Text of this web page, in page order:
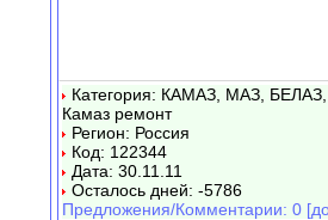
Категория: КАМАЗ, МАЗ,
Камаз ремонт
Регион: Россия
Код: 122344
Дата: 30.11.11
Осталось дней: -5786
Предложения/Комментарии: 0